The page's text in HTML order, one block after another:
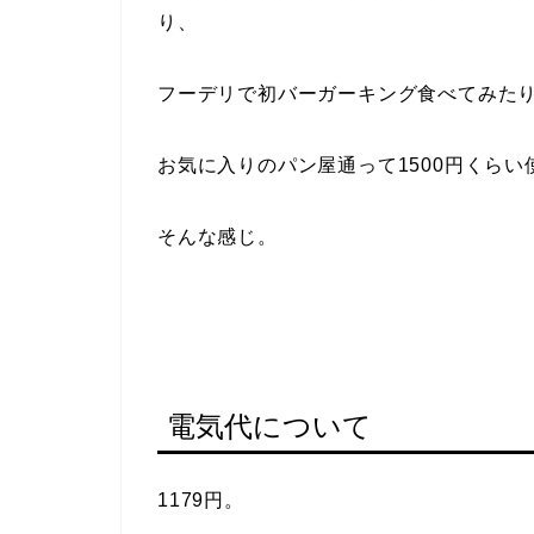
り、
フーデリで初バーガーキング食べてみたり
お気に入りのパン屋通って1500円くらい
そんな感じ。
電気代について
1179円。